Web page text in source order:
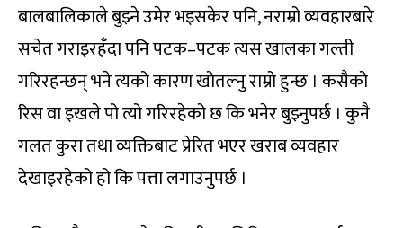
बालबालिकाले बुझ्ने उमेर भइसकेर पनि, नराम्रो व्यवहारबारे
सचेत गराइरहँदा पनि पटक–पटक त्यस खालका गल्ती
गरिरहन्छन् भने त्यको कारण खोतल्नु राम्रो हुन्छ । कसैको
रिस वा इखले पो त्यो गरिरहेको छ कि भनेर बुझ्नुपर्छ । कुनै
गलत कुरा तथा व्यक्तिबाट प्रेरित भएर खराब व्यवहार
देखाइरहेको हो कि पत्ता लगाउनुपर्छ ।